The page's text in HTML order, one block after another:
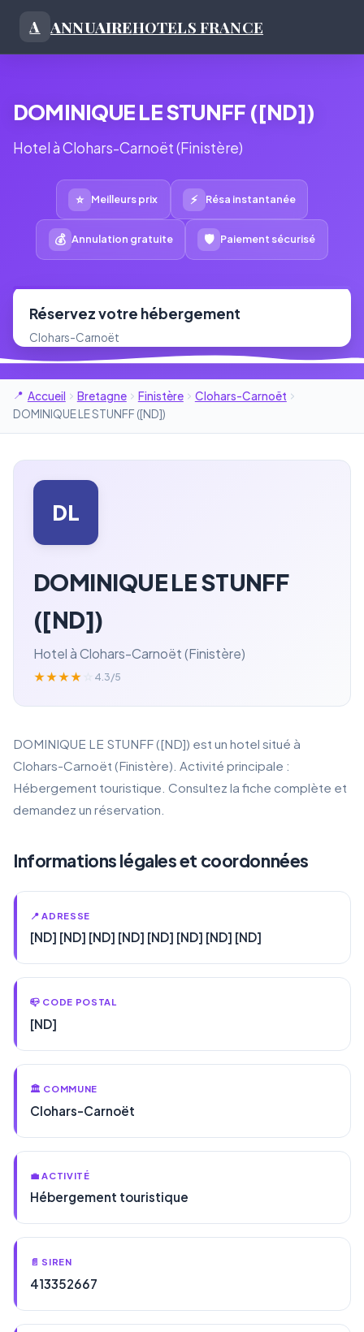
A ANNUAIREHOTELS FRANCE
DOMINIQUE LE STUNFF ([ND])
Hotel à Clohars-Carnoët (Finistère)
⭐ Meilleurs prix ⚡ Résa instantanée
💰 Annulation gratuite 🛡 Paiement sécurisé
Réservez votre hébergement
Clohars-Carnoët
Accueil Bretagne Finistère
Clohars-Carnoët
DOMINIQUE LE STUNFF ([ND])
DL
DOMINIQUE LE STUNFF
([ND])
Hotel à Clohars-Carnoët (Finistère)
★★★★ 4.3/5
DOMINIQUE LE STUNFF ([ND]) est un hotel situé à
Clohars-Carnoët (Finistère). Activité principale :
Hébergement touristique. Consultez la fiche complète et
demandez un réservation.
Informations légales et coordonnées
📍 ADRESSE
[ND] [ND] [ND] [ND] [ND] [ND] [ND] [ND]
📪 CODE POSTAL
[ND]
🏛️ COMMUNE
Clohars-Carnoët
💼 ACTIVITÉ
Hébergement touristique
📄 SIREN
413352667